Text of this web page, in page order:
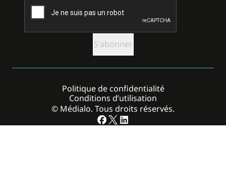
© Médialo. Tous droits réservés.
Politique de confidentialité
Conditions d’utilisation